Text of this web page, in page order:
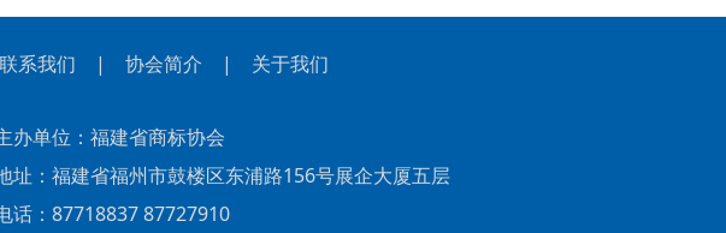
联系我们 | 协会简介 | 关于我们
位：福建省商标协会
福建省福州市鼓楼区东浦路156号展企大厦五层
87718837 87727910